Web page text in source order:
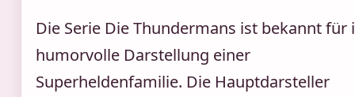
Die Serie Die Thundermans ist bekannt für
humorvolle Darstellung einer
Superheldenfamilie. Die Hauptdarsteller